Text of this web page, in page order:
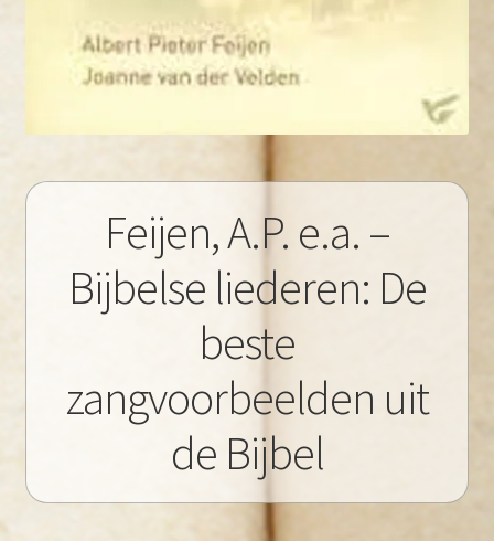
Feijen, A.P. e.a. –
Bijbelse liederen: De
beste
zangvoorbeelden uit
de Bijbel